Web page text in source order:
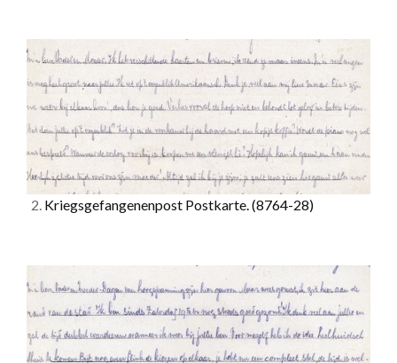
2. Kriegsgefangenenpost Postkarte.(8764-28)